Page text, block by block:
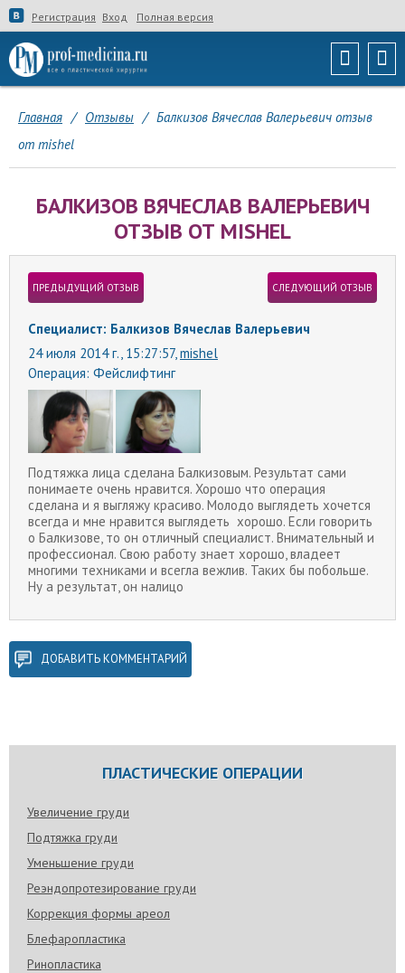
Регистрация Вход Полная версия
Главная / Отзывы / Балкизов Вячеслав Валерьевич отзыв
от mishel
БАЛКИЗОВ ВЯЧЕСЛАВ ВАЛЕРЬЕВИЧ
ОТЗЫВ ОТ MISHEL
ПРЕДЫДУЩИЙ ОТЗЫВ СЛЕДУЮЩИЙ ОТЗЫВ
Специалист: Балкизов Вячеслав Валерьевич
24 июля 2014 г., 15:27:57, mishel
Операция: Фейслифтинг
Подтяжка лица сделана Балкизовым. Результат сами
понимаете очень нравится. Хорошо что операция
сделана и я выгляжу красиво. Молодо выглядеть хочется
всегда и мне нравится выглядеть хорошо. Если говорить
о Балкизове, то он отличный специалист. Внимательный и
профессионал. Свою работу знает хорошо, владеет
многими техниками и всегла вежлив. Таких бы побольше.
Ну а результат, он налицо
ДОБАВИТЬ КОММЕНТАРИЙ
ПЛАСТИЧЕСКИЕ ОПЕРАЦИИ
Увеличение груди
Подтяжка груди
Уменьшение груди
Реэндопротезирование груди
Коррекция формы ареол
Блефаропластика
Ринопластика